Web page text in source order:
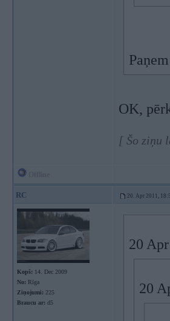
OK,
[ Šo ziņu
RC 20. Apr 2011,
Kopš: 14. Dec 2009
No: Rīga
Ziņojumi: 225
Braucu ar: d5
20
20